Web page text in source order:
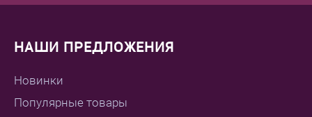
НАШИ ПРЕДЛОЖЕНИЯ
Новинки
Популярные товары